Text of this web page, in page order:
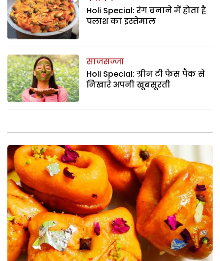
Holi Special: रंग बनाने में होता है
पलाश का इस्तेमाल
साजसज्जा
Holi Special: ग्रीन टी फेस पैक से
निखारे अपनी खूबसूरती